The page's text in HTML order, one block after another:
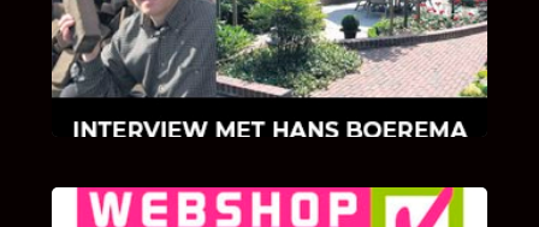
Hoe Bricks and Stones ontstaan is en wat
Hans Boerema motiveert in de wereld van
klinkers en tegels!